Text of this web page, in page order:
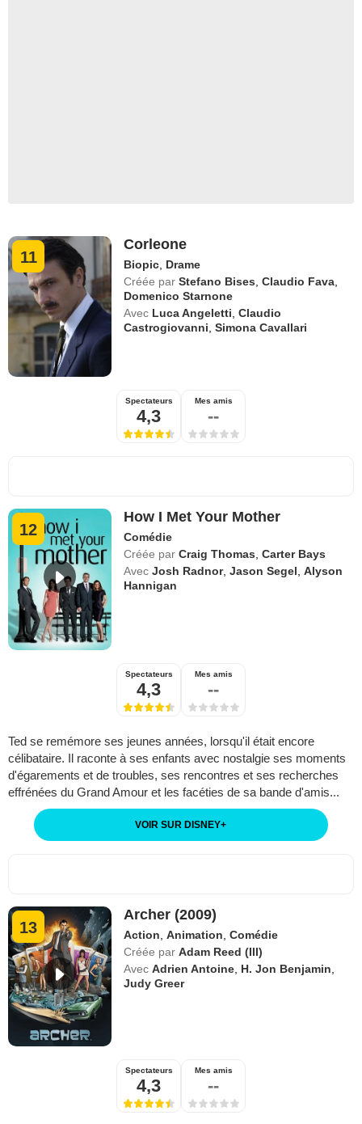
11
Corleone
Biopic, Drame
Créée par Stefano Bises,Claudio Fava,
Domenico Starnone
Avec Luca Angeletti,Claudio
Castrogiovanni,Simona Cavallari
Spectateurs
4,3
Mes amis
--
12
How I Met Your Mother
Comédie
Créée par Craig Thomas,Carter Bays
Avec Josh Radnor,Jason Segel,Alyson
Hannigan
Spectateurs
4,3
Mes amis
--
Ted se remémore ses jeunes années, lorsqu'il était encore
célibataire. Il raconte à ses enfants avec nostalgie ses moments
d'égarements et de troubles, ses rencontres et ses recherches
effrénées du Grand Amour et les facéties de sa bande d'amis...
VOIR SUR DISNEY+
13
Archer (2009)
Action ,Animation ,Comédie
Créée par Adam Reed (III)
Avec Adrien Antoine H. Jon Benjamin
Judy Greer
Spectateurs
4,3
Mes amis
--